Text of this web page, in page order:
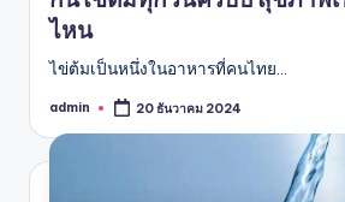
ไหน
ไข่ต้มเป็นหนึ่งในอาหารที่คนไทย…
Posted
admin 20 ธันวาคม 2024